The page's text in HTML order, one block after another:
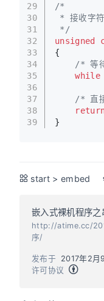
29
30
31
32
33
34
35
36
37
38
39
/*
* 接收字符
*/
unsigned
{
/* 等
while
/* 直
}
start > embed
嵌入式裸机程序之
http://atime.cc/
序/
发布于
2017年2月
许可协议